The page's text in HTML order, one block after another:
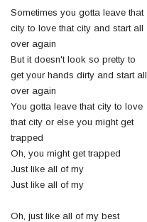
Sometimes you gotta leave that
city to love that city and start all
over again
But it doesn't look so pretty to
get your hands dirty and start all
over again
You gotta leave that city to love
that city or else you might get
trapped
Oh, you might get trapped
Just like all of my
Just like all of my
Oh, just like all of my best